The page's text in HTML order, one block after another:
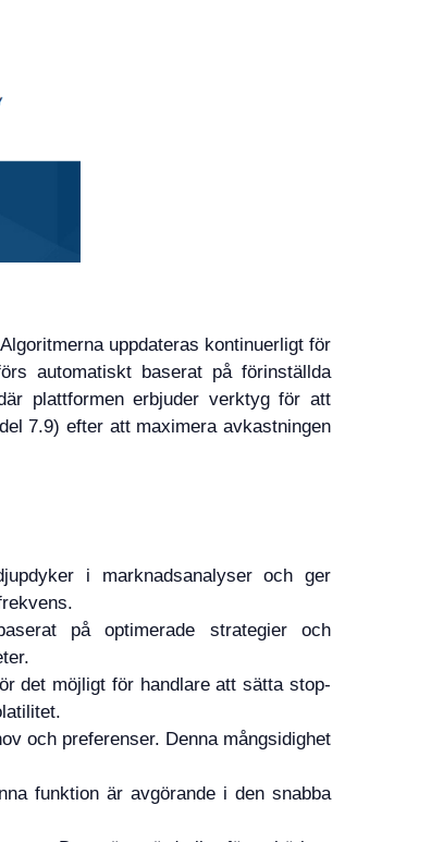
uppdateras kontinuerligt för
automatiskt baserat på förinställda
plattformen erbjuder verktyg för att
7.9) efter att maximera avkastningen
i marknadsanalyser och ger
på optimerade strategier och
det möjligt för handlare att sätta stop-
och preferenser. Denna mångsidighet
funktion är avgörande i den snabba